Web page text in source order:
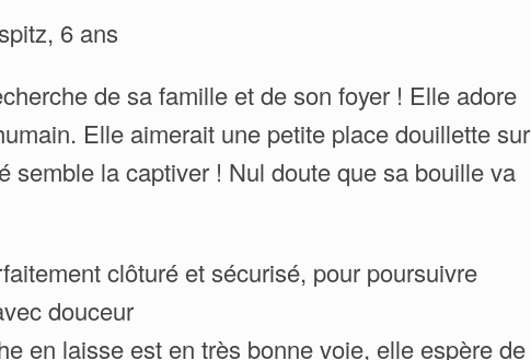
6 ans
de sa famille et de son foyer ! Elle adore
Elle aimerait une petite place douillette sur
semble la captiver ! Nul doute que sa bouille va
clôturé et sécurisé, pour poursuivre
douceur
en laisse est en très bonne voie, elle espère de